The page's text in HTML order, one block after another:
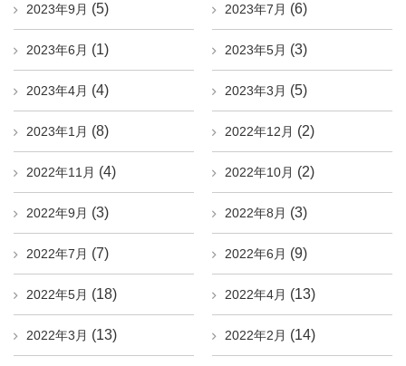
2023年9月 (5) 2023年7月 (6)
2023年6月 (1) 2023年5月 (3)
2023年4月 (4) 2023年3月 (5)
2023年1月 (8) 2022年12月 (2)
2022年11月 (4) 2022年10月 (2)
2022年9月 (3) 2022年8月 (3)
2022年7月 (7) 2022年6月 (9)
2022年5月 (18) 2022年4月 (13)
2022年3月 (13) 2022年2月 (14)